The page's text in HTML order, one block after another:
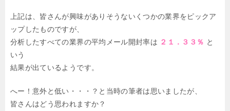
上記は、皆さんが興味がありそうないくつかの業界をピックア
ップしたものですが、
分析したすべての業界の平均メール開封率は ２１．３３％ と
いう
結果が出ているようです。
へー！意外と低い・・・？と当時の筆者は思いましたが、
皆さんはどう思われますか？